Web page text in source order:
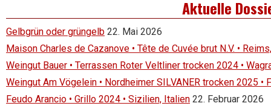
Aktuelle
Gelbgrün oder grüngelb 22. Mai 2026
Maison Charles de Cazanove • Tête de Cuvée brut N.V. •
Weingut Bauer • Terrassen Roter Veltliner trocken 2024 •
Weingut Am Vögelein • Nordheimer SILVANER trocken 2025 •
Feudo Arancio • Grillo 2024 • Sizilien, Italien 22. Februar 2026